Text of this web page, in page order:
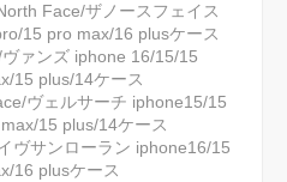
Face/ザノースフェイス
15 pro max/16 plusケース
ァンズ iphone 16/15/15
15 plus/14ケース
ヴェルサーチ iphone15/15
15 plus/14ケース
ヴサンローラン iphone16/15
16 plusケース